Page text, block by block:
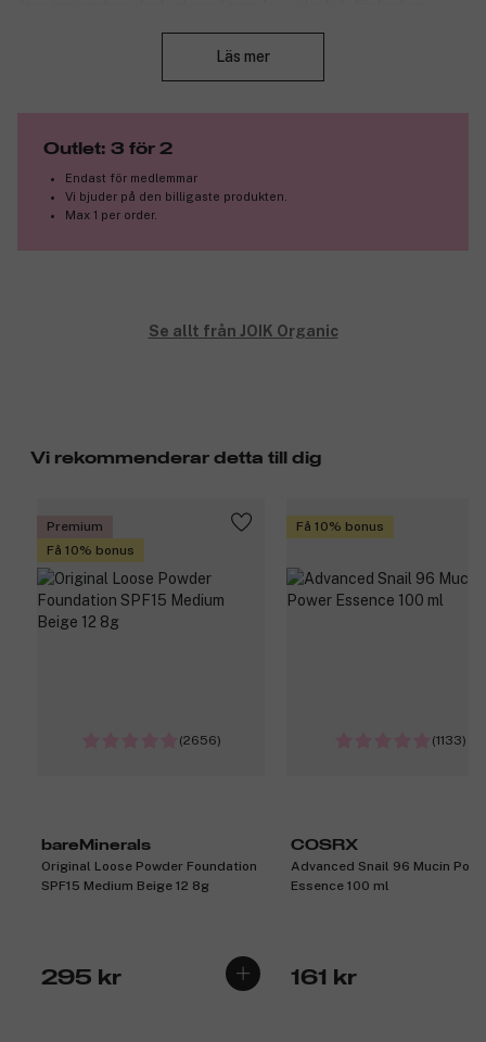
Basnoter: mörkt trä, patchouli och vanilj.
Produktnummer:3324172
Läs mer
Outlet: 3 för 2
Endast för medlemmar
Vi bjuder på den billigaste produkten.
Max 1 per order.
Se allt från JOIK Organic
Vi rekommenderar detta till dig
Premium
Få 10% bonus
(2656)
bareMinerals
Original Loose Powder Foundation
SPF15 Medium Beige 12 8g
295 kr
Få 10% bonus
(1133)
COSRX
Advanced Snail 96 Mucin
Essence 100 ml
161 kr